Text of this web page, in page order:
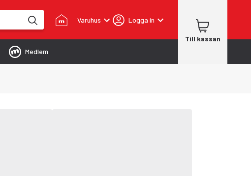
Varuhus Logga in
Till kassan
Medlem